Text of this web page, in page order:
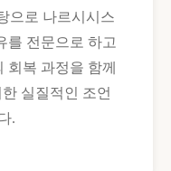
으로 나르시시스
를 전문으로 하고
회복 과정을 함께
실질적인 조언
.